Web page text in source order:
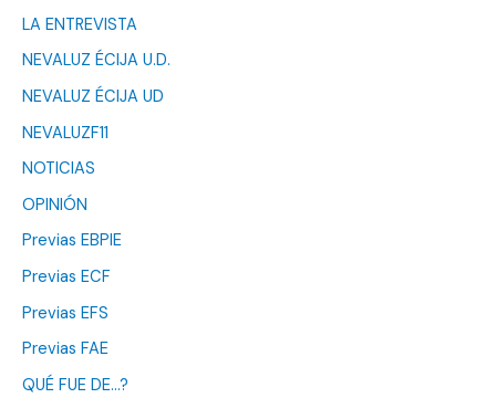
LA ENTREVISTA
NEVALUZ ÉCIJA U.D.
NEVALUZ ÉCIJA UD
NEVALUZF11
NOTICIAS
OPINIÓN
Previas EBPIE
Previas ECF
Previas EFS
Previas FAE
QUÉ FUE DE…?